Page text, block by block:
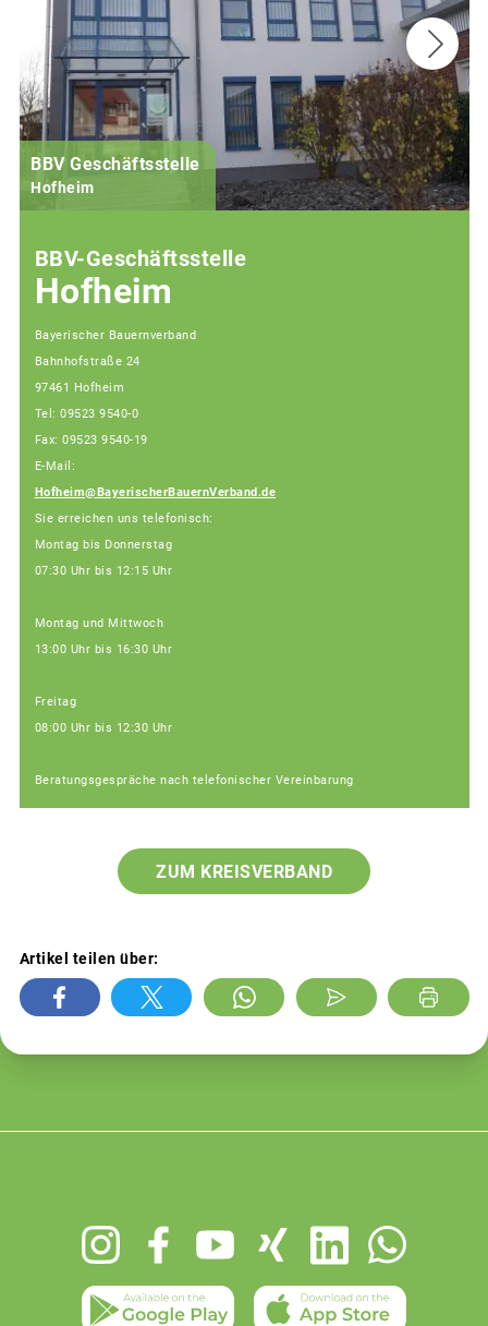
BBV Geschäftsstelle
Hofheim
BBV-Geschäftsstelle
Hofheim
Bayerischer Bauernverband
Bahnhofstraße 24
97461 Hofheim
Tel: 09523 9540-0
Fax: 09523 9540-19
E-Mail:
Hofheim@BayerischerBauernVerband.de
Sie erreichen uns telefonisch:
Montag bis Donnerstag
07:30 Uhr bis 12:15 Uhr
Montag und Mittwoch
13:00 Uhr bis 16:30 Uhr
Freitag
08:00 Uhr bis 12:30 Uhr
Beratungsgespräche nach telefonischer Vereinbarung
ZUM KREISVERBAND
Artikel teilen über: